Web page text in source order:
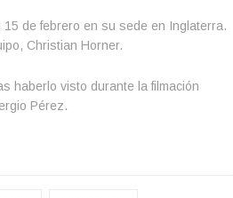
de febrero en su sede en Inglaterra.
Christian Horner.
haberlo visto durante la filmación
Pérez.